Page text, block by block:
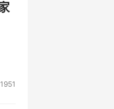
1951